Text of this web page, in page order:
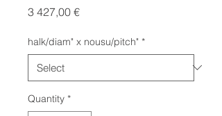
3 427,00 €Price
halk/diam" x nousu/pitch" *
Quantity *